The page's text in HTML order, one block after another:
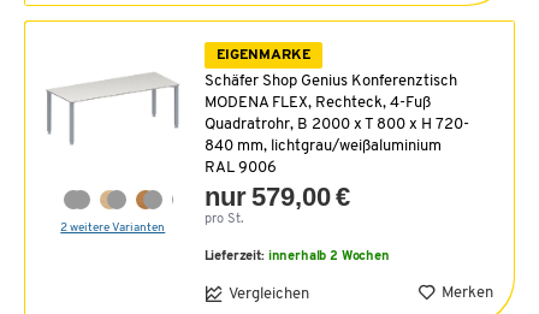
2 weitere Varianten
EIGENMARKE
Schäfer Shop Genius Konferenztisch
MODENA FLEX, Rechteck, 4-Fuß
Quadratrohr, B 2000 x T 800 x H 720-
840 mm, lichtgrau/weißaluminium
RAL 9006
nur 579,00 €
pro St.
Lieferzeit: innerhalb 2 Wochen
Vergleichen Merken